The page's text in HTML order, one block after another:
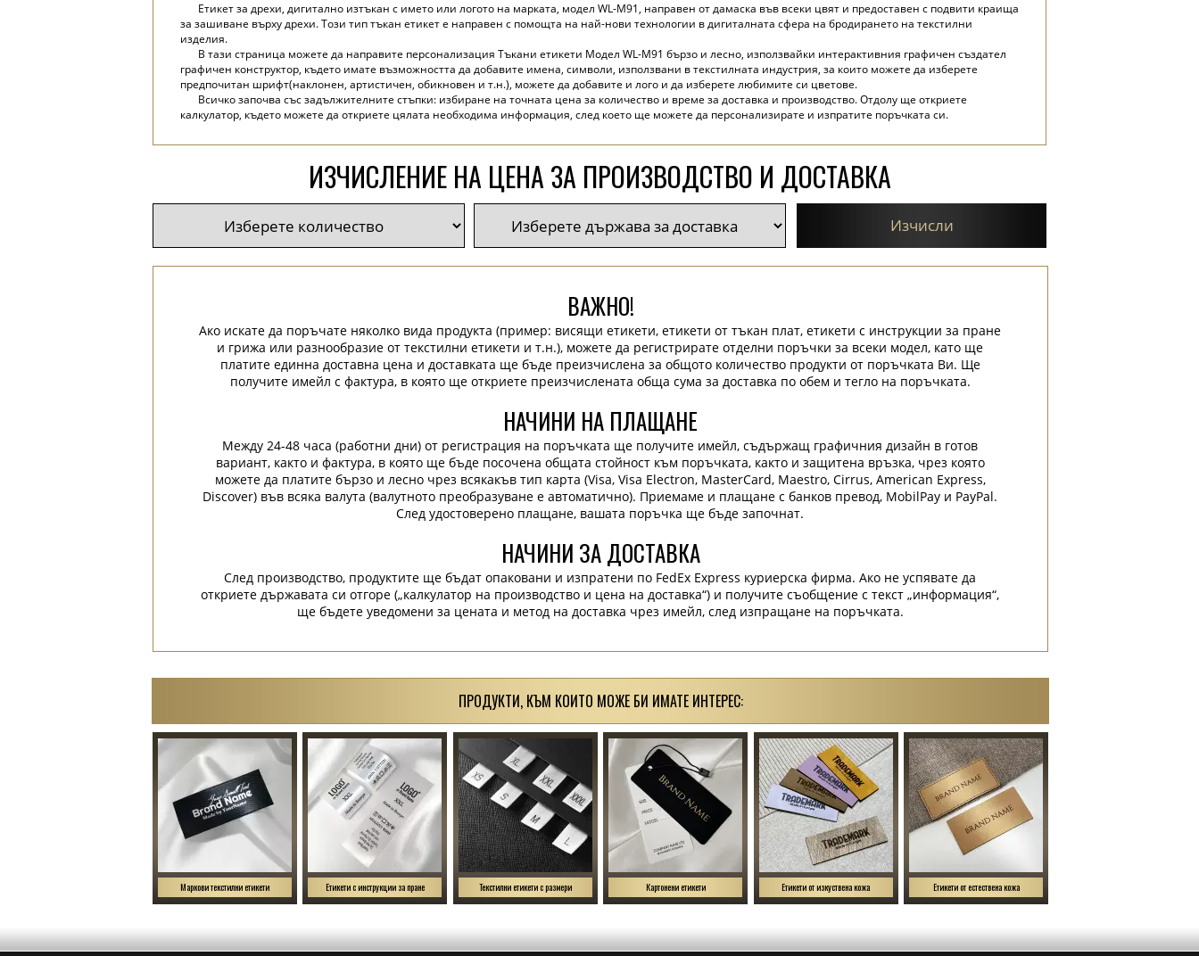
10000 бр.
0,1666 BGN
1 666 BGN
20000 бр.
0,098 BGN 1 960 BGN
Етикет за дрехи, дигитално изтъкан с името или логото на марката, модел WL-M91, направен от дамаска във всеки цвят и предоставен с подвити краища
за зашиване върху дрехи. Този тип тъкан етикет е направен с помощта на най-нови технологии в дигиталната сфера на бродирането на текстилни
изделия.
В тази страница можете да направите персонализация Тъкани етикети Модел WL-M91 бързо и лесно, използвайки интерактивния графичен създател
графичен конструктор, където имате възможността да добавите имена, символи, използвани в текстилната индустрия, за които можете да изберете
предпочитан шрифт(наклонен, артистичен, обикновен и т.н.), можете да добавите и лого и да изберете любимите си цветове.
Всичко започва със задължителните стъпки: избиране на точната цена за количество и време за доставка и производство. Отдолу ще откриете
калкулатор, където можете да откриете цялата необходима информация, след което ще можете да персонализирате и изпратите поръчката си.
ИЗЧИСЛЕНИЕ НА ЦЕНА ЗА ПРОИЗВОДСТВО И ДОСТАВКА
Изчисли
ВАЖНО!
Ако искате да поръчате няколко вида продукта (пример: висящи етикети, етикети от тъкан плат, етикети с инструкции за пране
и грижа или разнообразие от текстилни етикети и т.н.), можете да регистрирате отделни поръчки за всеки модел, като ще
платите единна доставна цена и доставката ще бъде преизчислена за общото количество продукти от поръчката Ви. Ще
получите имейл с фактура, в която ще откриете преизчислената обща сума за доставка по обем и тегло на поръчката.
НАЧИНИ НА ПЛАЩАНЕ
Между 24-48 часа (работни дни) от регистрация на поръчката ще получите имейл, съдържащ графичния дизайн в готов
вариант, както и фактура, в която ще бъде посочена общата стойност към поръчката, както и защитена връзка, чрез която
можете да платите бързо и лесно чрез всякакъв тип карта (Visa, Visa Electron, MasterCard, Maestro, Cirrus, American Express,
Discover) във всяка валута (валутното преобразуване е автоматично). Приемаме и плащане с банков превод, MobilPay и PayPal.
След удостоверено плащане, вашата поръчка ще бъде започнат.
НАЧИНИ ЗА ДОСТАВКА
След производство, продуктите ще бъдат опаковани и изпратени по FedEx Express куриерска фирма. Ако не успявате да
откриете държавата си отгоре („калкулатор на производство и цена на доставка“) и получите съобщение с текст „информация“,
ще бъдете уведомени за цената и метод на доставка чрез имейл, след изпращане на поръчката.
ПРОДУКТИ, КЪМ КОИТО МОЖЕ БИ ИМАТЕ ИНТЕРЕС:
Маркови текстилни етикети Етикети с инструкции за пране Текстилни етикети с размери Картонени етикети Етикети от изкуствена кожа Етикети от естествена кожа